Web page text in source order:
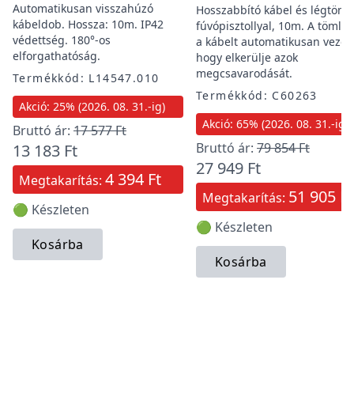
Automatikusan visszahúzó
kábeldob. Hossza: 10m. IP42
védettség. 180°-os
elforgathatóság.
Termékkód: L14547.010
Akció: 25% (2026. 08. 31.-ig)
Bruttó ár: 17 577 Ft
13 183 Ft
Megtakarítás: 4 394 Ft
🟢 Készleten
Kosárba
Hosszabbító kábel és
fúvópisztollyal, 10m. A tömlőt
a kábelt automatikusan
hogy elkerülje azok
megcsavarodását.
Termékkód: C60263
Akció: 65% (2026. 08. 31.-ig)
Bruttó ár: 79 854 Ft
27 949 Ft
Megtakarítás: 51 905 Ft
🟢 Készleten
Kosárba